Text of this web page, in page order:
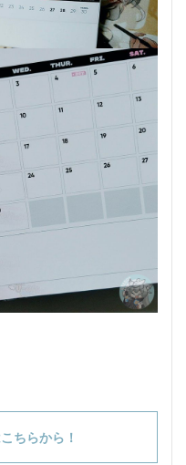
ちらから！